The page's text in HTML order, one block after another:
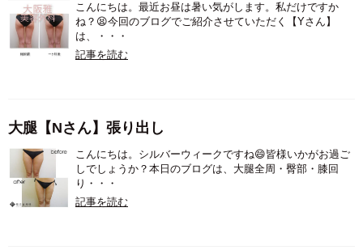
こんにちは。最近お昼は暑い気がします。私だけですか
ね？😫今回のブログでご紹介させていただく【Yさん】
は、・・・
記事を読む
大腿【Nさん】張り出し
こんにちは。シルバーウィークですね😄皆様いかがお過ご
しでしょうか？本日のブログは、大腿全周・臀部・膝回
り・・・
記事を読む